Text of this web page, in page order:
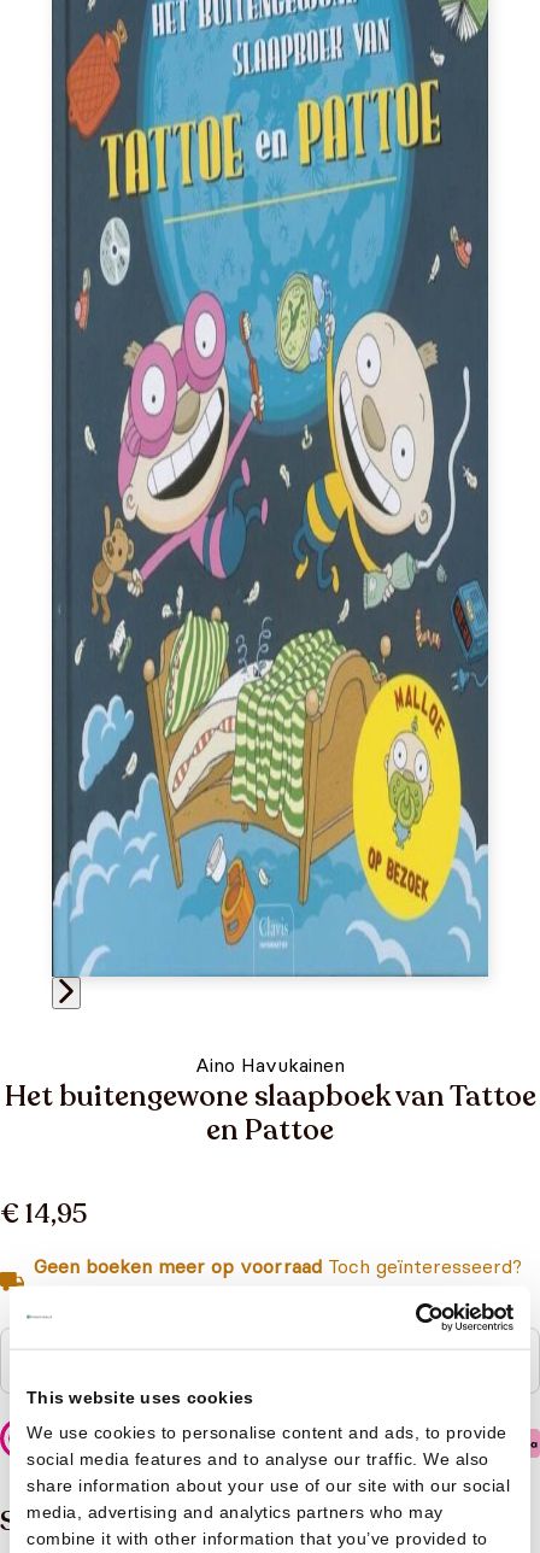
This website uses cookies
We use cookies to personalise content and ads, to provide
social media features and to analyse our traffic. We also
share information about your use of our site with our social
media, advertising and analytics partners who may
combine it with other information that you’ve provided to
Aino Havukainen
Het buitengewone slaapboek van Tattoe
en Pattoe
€ 14,95
Geen boeken meer op voorraad Toch geïnteresseerd?
Veilig betalen
Samenvatting